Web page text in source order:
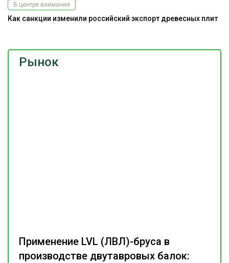
Рынок
Применение LVL (ЛВЛ)-бруса в
производстве двутавровых балок:
В центре внимания
Как санкции изменили российский экспорт древесных плит